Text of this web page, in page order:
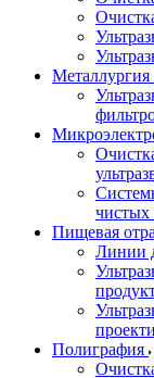
чистых
Пищевая
Линии
Полиграфия